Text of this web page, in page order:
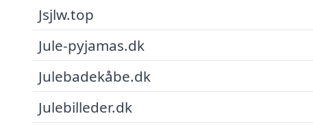
Jsjlw.top
Jule-pyjamas.dk
Julebadekåbe.dk
Julebilleder.dk